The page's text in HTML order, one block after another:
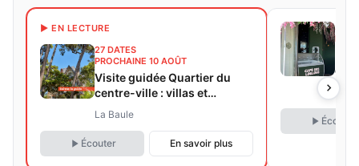
▶ EN LECTURE
27 DATES
PROCHAINE 10 AOÛT
Visite guidée Quartier du
centre-ville : villas et
architecture
La Baule
Écouter En savoir plus
31
La
Écouter